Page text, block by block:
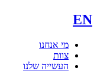
EN
מי אנחנו
צוות
העשייה שלנו